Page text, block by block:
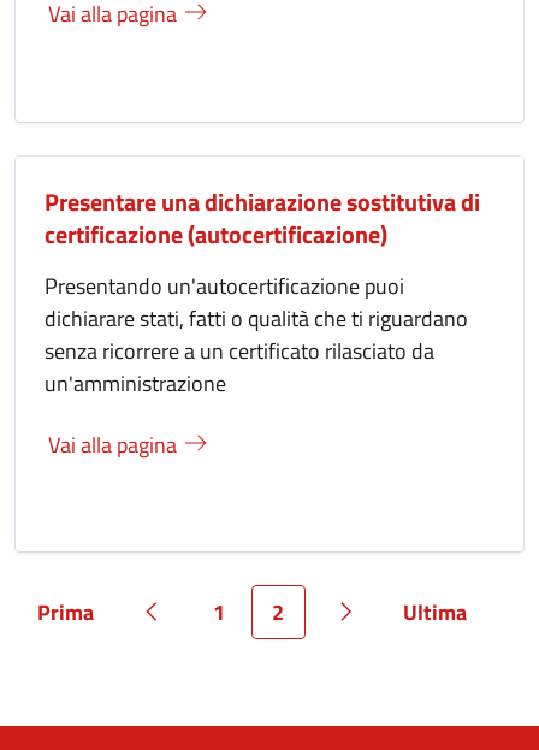
Vai alla pagina
Presentare una dichiarazione sostitutiva di
certificazione (autocertificazione)
Presentando un'autocertificazione puoi
dichiarare stati, fatti o qualità che ti riguardano
senza ricorrere a un certificato rilasciato da
un'amministrazione
Vai alla pagina
Pagina
Prima Pagina precedente
Pagina
1 Pagina
2 Pagina successiva
Pagina
Ultima